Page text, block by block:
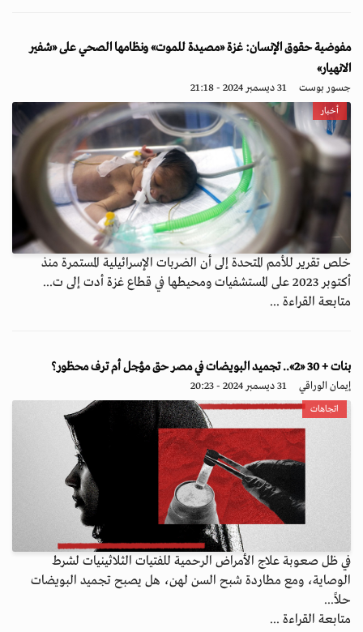
مفوضية حقوق الإنسان: غزة «مصيدة للموت» ونظامها الصحي على «شفير
الانهيار»
جسور بوست 31 ديسمبر 2024 - 21:18
أخبار
خلص تقرير للأمم المتحدة إلى أن الضربات الإسرائيلية المستمرة منذ
أكتوبر 2023 على المستشفيات ومحيطها في قطاع غزة أدت إلى ت...
متابعة القراءة ...
بنات + 30 «2».. تجميد البويضات في مصر حق مؤجل أم ترف محظور؟
إيمان الوراقي 31 ديسمبر 2024 - 20:23
اتجاهات
في ظل صعوبة علاج الأمراض الرحمية للفتيات الثلاثينيات لشرط
الوصاية، ومع مطاردة شبح السن لهن، هل يصبح تجميد البويضات
حلاً...
متابعة القراءة ...